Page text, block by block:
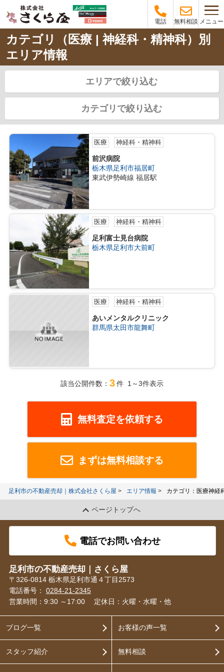
電話 無料相談 メニュー
カテゴリ（医療 | 神経科・精神科）別
エリア情報
エリアで絞り込む
カテゴリで絞り込む
医療 神経科・精神科
前沢病院
栃木県足利市福居町
東武伊勢崎線 福居駅
医療 神経科・精神科
足利富士見台病院
栃木県足利市大前町
医療 神経科・精神科
あいメンタルクリニック
群馬県太田市龍舞町
該当公開件数： 3件 1～3件表示
無料査定を依頼する
まずは無料相談する
足利市の不動産売却｜株式会社さくら屋 エリア情報 カテゴリ：医療神経
ページトップへ
電話でお問い合わせ
足利市の不動産売却｜さくら屋
〒326-0814 栃木県足利市通４丁目2573
電話番号： 0284-21-2345
営業時間：9:30 ～17:00
定休日：火曜・水曜・他
ブログ一覧
スタッフ紹介
お客様の声一覧
無料相談